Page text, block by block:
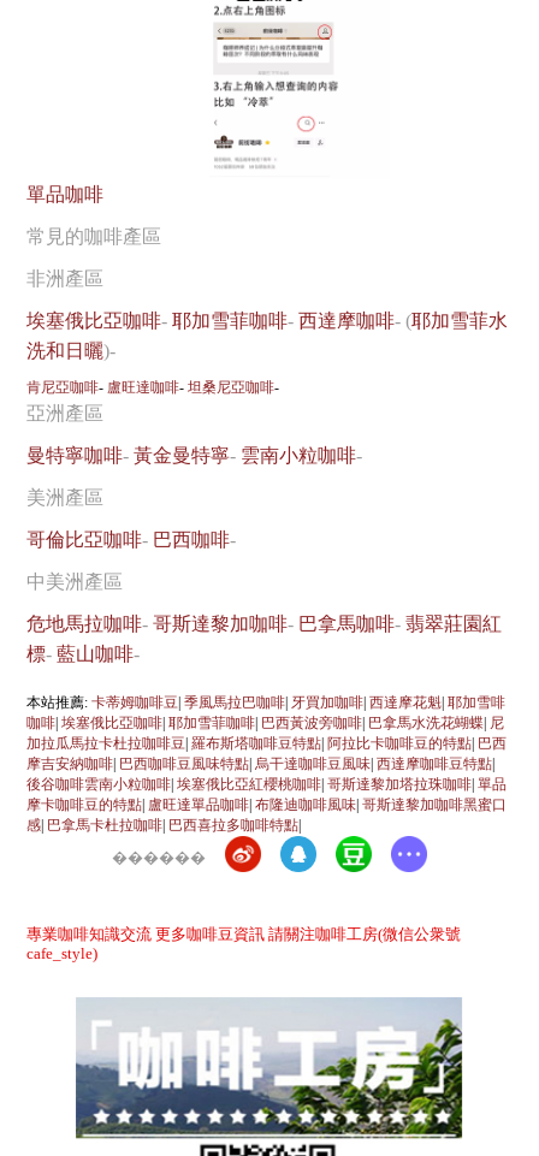
單品咖啡
常見的咖啡產區
非洲產區
埃塞俄比亞咖啡-耶加雪菲咖啡-西達摩咖啡- (耶加雪菲水
洗和日曬)-
肯尼亞咖啡- 盧旺達咖啡-坦桑尼亞咖啡-
亞洲產區
曼特寧咖啡-黃金曼特寧- 雲南小粒咖啡-
美洲產區
哥倫比亞咖啡- 巴西咖啡-
中美洲產區
危地馬拉咖啡-哥斯達黎加咖啡- 巴拿馬咖啡-翡翠莊園紅
標-藍山咖啡-
本站推薦:卡蒂姆咖啡豆 |季風馬拉巴咖啡 牙買加咖啡 |西達摩花魁 |耶加雪啡
咖啡 |埃塞俄比亞咖啡 |耶加雪菲咖啡 巴西黃波旁咖啡 巴拿馬水洗花蝴蝶 尼
加拉瓜馬拉卡杜拉咖啡豆 |羅布斯塔咖啡豆特點 阿拉比卡咖啡豆的特點 巴西
摩吉安納咖啡 巴西咖啡豆風味特點 |烏干達咖啡豆風味 |西達摩咖啡豆特點
後谷咖啡雲南小粒咖啡 |埃塞俄比亞紅櫻桃咖啡 |哥斯達黎加塔拉珠咖啡 |單品
摩卡咖啡豆的特點 盧旺達單品咖啡 |布隆迪咖啡風味 |哥斯達黎加咖啡黑蜜口
感 巴拿馬卡杜拉咖啡 巴西喜拉多咖啡特點
������
專業咖啡知識交流 更多咖啡豆資訊 請關注咖啡工房(微信公衆號
cafe_style)